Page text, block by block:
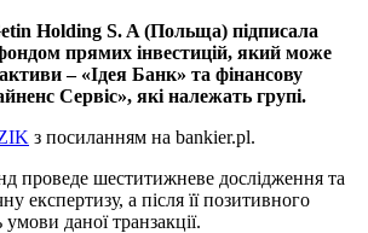
Holding S. A (Польща) підписала
прямих інвестицій, який може
– «Ідея Банк» та фінансову
Сервіс», які належать групі.
з посиланням на bankier.pl.
проведе шеститижневе дослідження та
експертизу, а після її позитивного
даної транзакції.